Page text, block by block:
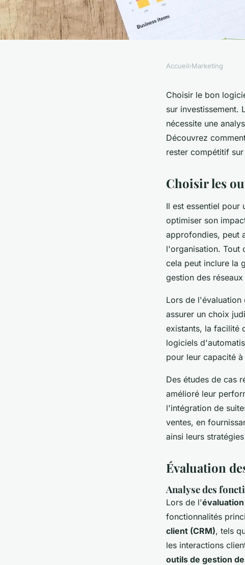
Expert logiciels
les outils idéaux
Accueil›Marketing
Choisir le bon
sur investissement.
nécessite une
Découvrez
rester compétitif
Choisir les
Il est essentiel pour
optimiser son
approfondies, peut
l'organisation. Tout
cela peut inclure la
gestion des
Lors de
assurer un choix
existants, la facilité
logiciels
pour leur capacité
Des études de cas
amélioré leur
l'intégration de
ventes, en
ainsi leurs
Évaluation
Analyse des
Lors de l'
fonctionnalités
client (CRM), tels
les interactions
outils de gestion